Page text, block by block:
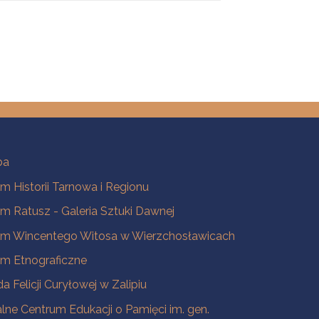
Historii Tarnowa i Regionu
Ratusz - Galeria Sztuki Dawnej
Wincentego Witosa w Wierzchosławicach
Etnograficzne
Felicji Curyłowej w Zalipiu
Centrum Edukacji o Pamięci im. gen.